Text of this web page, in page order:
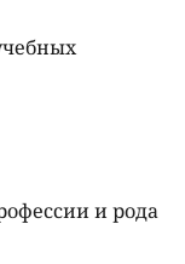
и рода